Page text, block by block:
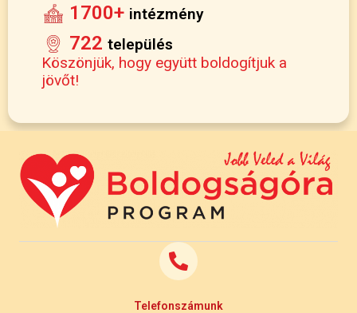
1700+ intézmény
722 település
Köszönjük, hogy együtt boldogítjuk a
jövőt!
Telefonszámunk